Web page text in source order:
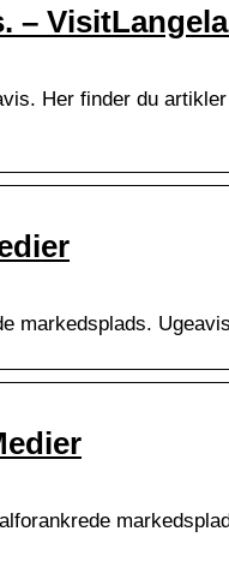
–
Her finder du
markedsplads.